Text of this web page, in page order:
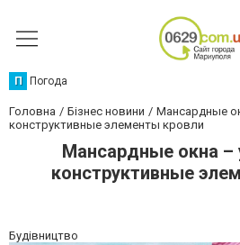
П Погода
Головна Бізнес новини
Мансардные
конструктивные элементы кровли
Мансардные окна –
конструктивные
Будівництво